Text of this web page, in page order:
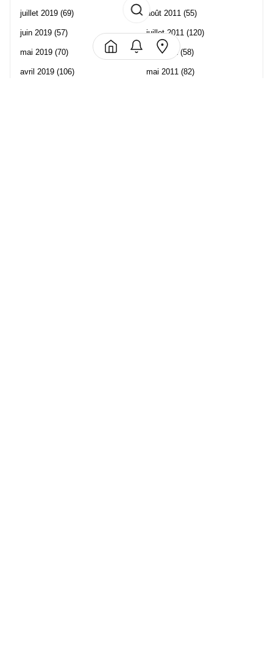
juillet 2019 (69)
juin 2019 (57)
mai 2019 (70)
avril 2019 (106)
août 2011 (55)
juillet 2011 (120)
juin 2011(58)
mai 2011 (82)